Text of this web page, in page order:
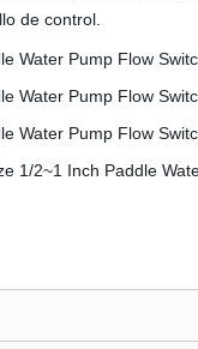
de control.